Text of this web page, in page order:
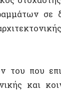
κοινωνίας. Ο
απομακρύνει
ανθρώπων και
αλλαγής. Μέσα
κάτοικοστη